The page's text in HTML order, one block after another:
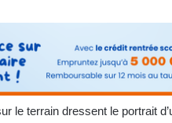
le terrain dressent le portrait